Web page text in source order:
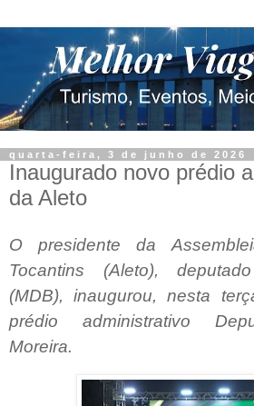
quarta-feira, 3 de junho de 2026
Inaugurado novo prédio
da Aleto
O presidente da
Tocantins (Aleto),
(MDB), inaugurou, nesta
prédio administrativo
Moreira.